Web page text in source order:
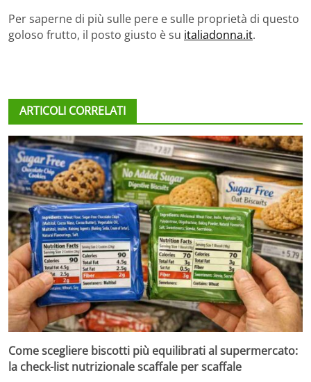
Per saperne di più sulle pere e sulle proprietà di questo
goloso frutto, il posto giusto è su italiadonna.it.
ARTICOLI CORRELATI
Come scegliere biscotti più equilibrati al supermercato:
la check-list nutrizionale scaffale per scaffale